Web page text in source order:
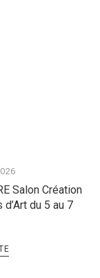
Salon Création
du 5 au 7